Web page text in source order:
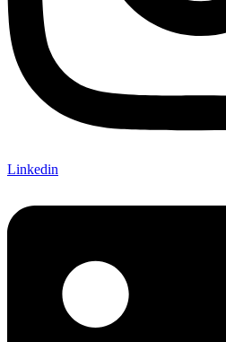
Linkedin